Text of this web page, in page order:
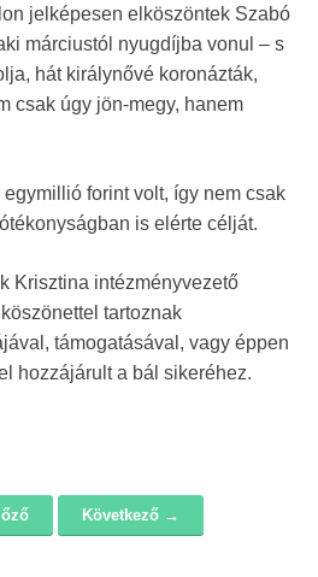
jelképesen elköszöntek Szabó
márciustól nyugdíjba vonul – s
hát királynővé koronázták,
csak úgy jön-megy, hanem
forint volt, így nem csak
is elérte célját.
Krisztina intézményvezető
tartoznak
támogatásával, vagy éppen
hozzájárult a bál sikeréhez.
Következő →